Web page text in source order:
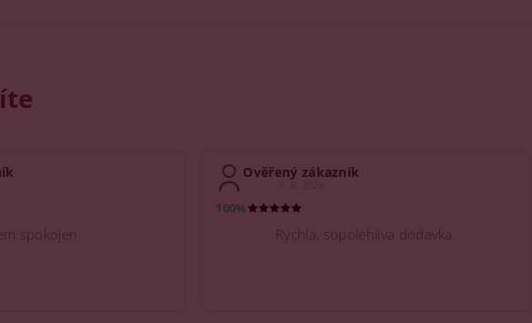
spokojen
Ověřený zákazník
100%
Rychla, sopolehliva dodavka.